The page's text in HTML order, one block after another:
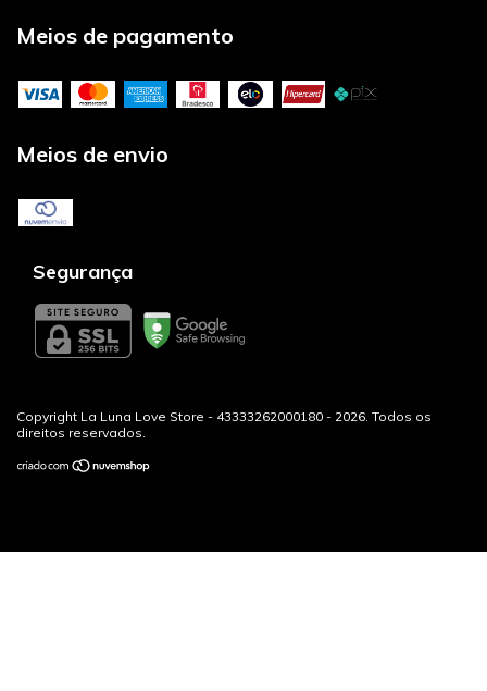
Meios de pagamento
Meios de envio
Segurança
Copyright La Luna Love Store - 43333262000180 - 2026. Todos os
direitos reservados.